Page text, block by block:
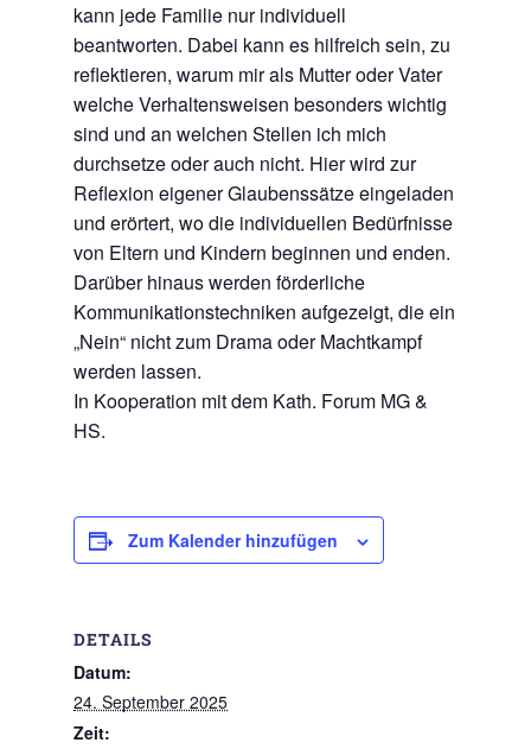
kann jede Familie nur individuell
beantworten. Dabei kann es hilfreich sein, zu
reflektieren, warum mir als Mutter oder Vater
welche Verhaltensweisen besonders wichtig
sind und an welchen Stellen ich mich
durchsetze oder auch nicht. Hier wird zur
Reflexion eigener Glaubenssätze eingeladen
und erörtert, wo die individuellen Bedürfnisse
von Eltern und Kindern beginnen und enden.
Darüber hinaus werden förderliche
Kommunikationstechniken aufgezeigt, die ein
„Nein“ nicht zum Drama oder Machtkampf
werden lassen.
In Kooperation mit dem Kath. Forum MG &
HS.
Zum Kalender hinzufügen
DETAILS
Datum:
24. September 2025
Zeit: